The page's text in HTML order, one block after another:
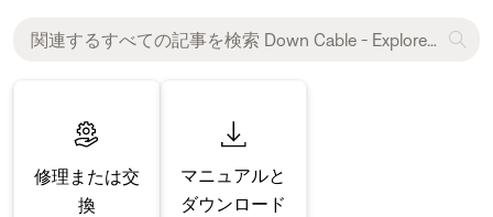
修理または交
換
マニュアルと
ダウンロード